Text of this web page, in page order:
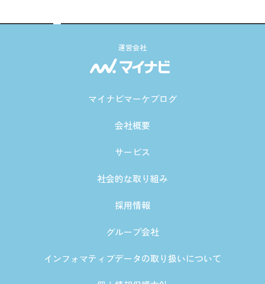
運営会社
マイナビマーケブログ
会社概要
サービス
社会的な取り組み
採用情報
グループ会社
インフォマティブデータの取り扱いについて